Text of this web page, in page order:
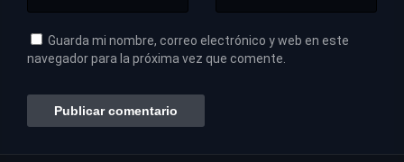
Guarda mi nombre, correo electrónico y web en este
navegador para la próxima vez que comente.